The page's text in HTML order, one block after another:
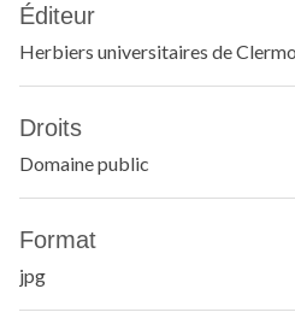
Éditeur
Herbiers universitaires de
Droits
Domaine public
Format
jpg